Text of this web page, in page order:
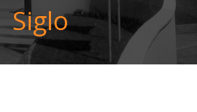
Siglo